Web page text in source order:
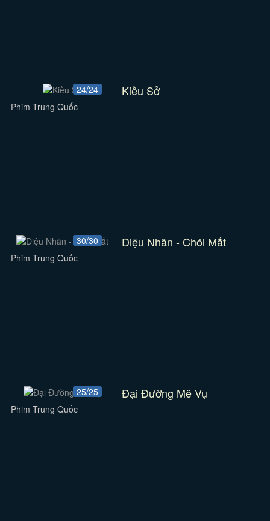
24/24 Kiều Sở
Phim Trung Quốc
30/30 Diệu Nhãn - Chói Mắt
Phim Trung Quốc
25/25 Đại Đường Mê Vụ
Phim Trung Quốc